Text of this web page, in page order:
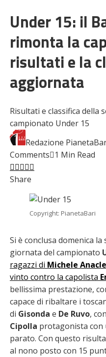
Serie B
Video
Under 15: il
rimonta la
risultati e la
aggiornata
Risultati e classifica della
campionato Under 15
Redazione
Comments 1 Min Read
Facebook
Twitter
LinkedIn
Pinterest
Stumbleupon
Share
Copyright: PianetaBari
Si è conclusa domenica la
giornata del campionato
ragazzi di Michele
vinto contro la capolista
bellissima prestazione,
capace di ribaltare i
di Gisonda e De Ruvo,
Cipolla protagonista con
parato. Con questo
al nono posto con 15